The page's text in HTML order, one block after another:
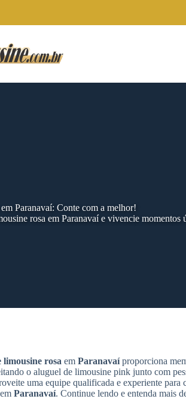
Paranavaí: Conte com a melhor!
rosa em Paranavaí e vivencie momentos
limousine rosa em Paranavaíproporciona
o aluguel de limousine pink junto com
uma equipe qualificada e experiente
Paranavaí. Continue lendo e entenda mais